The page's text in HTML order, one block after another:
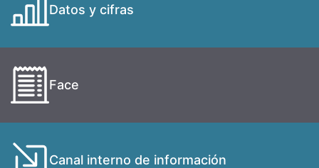
Datos y cifras
Face
Canal interno de información